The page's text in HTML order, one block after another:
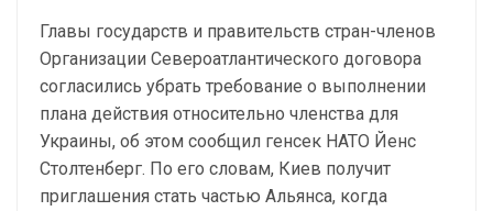
Главы государств и правительств стран-членов
Организации Североатлантического договора
согласились убрать требование о выполнении
плана действия относительно членства для
Украины, об этом сообщил генсек НАТО Йенс
Столтенберг. По его словам, Киев получит
приглашения стать частью Альянса, когда